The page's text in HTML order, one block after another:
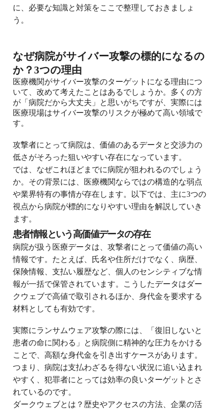
に、必要な知識と対策をここで整理しておきましょ
う。
なぜ病院がサイバー攻撃の標的になるの
か？3つの理由
医療機関がサイバー攻撃のターゲットになる理由につ
いて、改めて考えたことはあるでしょうか。多くの方
が「病院だから大丈夫」と思いがちですが、実際には
医療現場はサイバー攻撃のリスクが極めて高い領域で
す。
攻撃者にとって病院は、価値のあるデータと交渉力の
低さがそろった狙いやすい存在になっています。
では、なぜこれほどまでに病院が狙われるのでしょう
か。その背景には、医療機関ならではの構造的な弱点
や業界特有の事情が存在します。以下では、主に3つの
視点から病院が標的になりやすい理由を解説していき
ます。
患者情報という高価値データの存在
病院が扱う医療データは、攻撃者にとって価値の高い
情報です。たとえば、氏名や住所だけでなく、病歴、
保険情報、支払い履歴など、個人のセンシティブな情
報が一括で保管されています。こうしたデータはダー
クウェブで高値で取引されるほか、身代金を要求する
材料としても有効です。
実際にランサムウェア攻撃の際には、「復旧しないと
患者の命に関わる」と病院側に精神的な圧力をかける
ことで、高額な身代金を引き出すケースがあり ます。
つまり、病院は支払わざるを得ない状況に追い込まれ
やすく、犯罪者にとっては効率の良いターゲットとさ
れているのです。
ダークウェブとは？歴史やアクセスの方法、企業の活